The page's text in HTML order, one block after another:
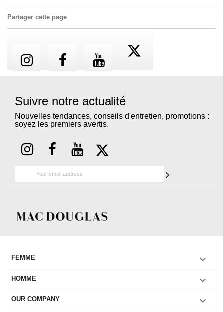
Partager cette page
Suivre notre actualité
Nouvelles tendances, conseils d'entretien, promotions :
soyez les premiers avertis.
FEMME 
HOMME 
OUR COMPANY 